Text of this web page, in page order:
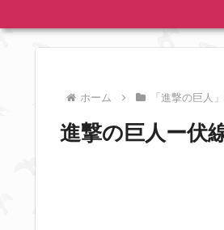
ホーム 「進撃の巨人
進撃の巨人ー伏